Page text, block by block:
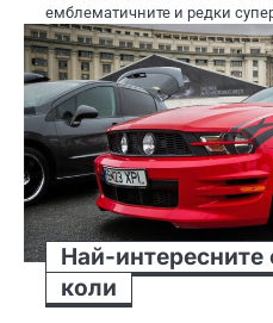
емблематичните и редки
Най-
коли